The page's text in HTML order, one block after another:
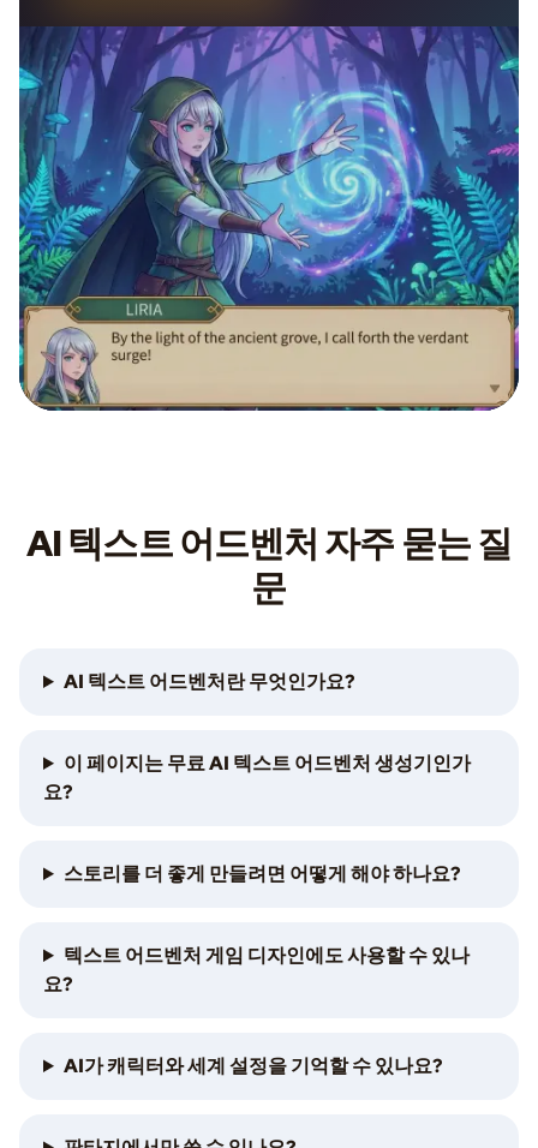
AI 텍스트 어드벤처 자주 묻는 질
문
AI 텍스트 어드벤처란 무엇인가요?
이 페이지는 무료 AI 텍스트 어드벤처 생성기인가
요?
스토리를 더 좋게 만들려면 어떻게 해야 하나요?
텍스트 어드벤처 게임 디자인에도 사용할 수 있나
요?
AI가 캐릭터와 세계 설정을 기억할 수 있나요?